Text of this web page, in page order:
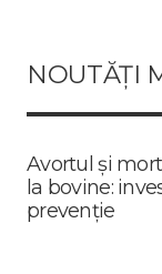
NOUTĂȚI
Avortul și
la bovine:
prevenție